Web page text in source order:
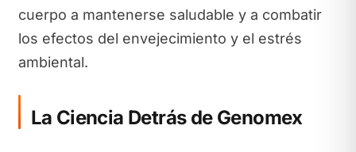
cuerpo a mantenerse saludable y a combatir
los efectos del envejecimiento y el estrés
ambiental.
La Ciencia Detrás de Genomex